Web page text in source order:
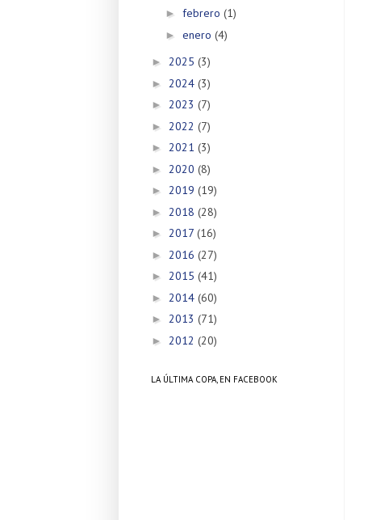
► febrero (1)
► enero (4)
► 2025 (3)
► 2024 (3)
► 2023 (7)
► 2022 (7)
► 2021 (3)
► 2020 (8)
► 2019 (19)
► 2018 (28)
► 2017 (16)
► 2016 (27)
► 2015 (41)
► 2014 (60)
► 2013 (71)
► 2012 (20)
LA ÚLTIMA COPA, EN FACEBOOK